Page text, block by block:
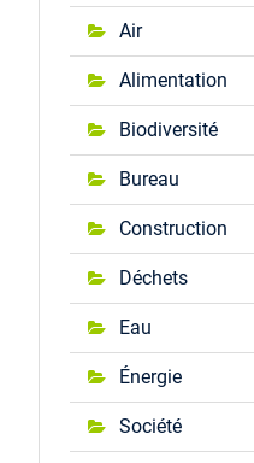
Air
Alimentation
Biodiversité
Bureau
Construction
Déchets
Eau
Énergie
Société